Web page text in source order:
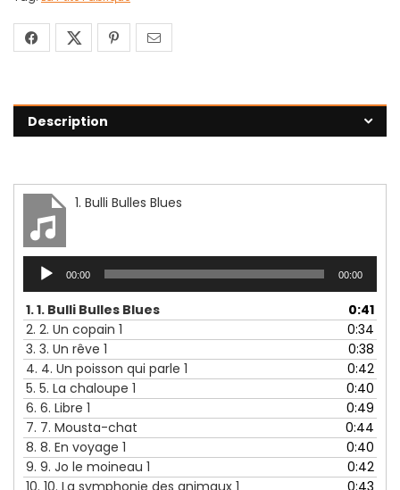
Description
1. Bulli Bulles Blues
Lecteur
audio
00:00 00:00
1.1. Bulli Bulles Blues
0:41
2. 2. Un copain 1
0:34
3. 3. Un rêve 1
0:38
4. 4. Un poisson qui parle 1
0:42
5. 5. La chaloupe 1
0:40
6. 6. Libre 1
0:49
7. 7. Mousta-chat
0:44
8. 8. En voyage 1
0:40
9. 9. Jo le moineau 1
0:42
10. 10. La symphonie des animaux 1
0:43